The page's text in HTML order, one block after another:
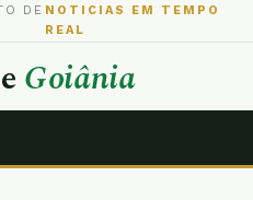
DE NOTICIAS EM TEMPO
REAL
Goiânia